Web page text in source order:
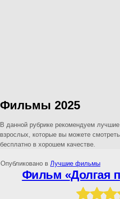
Фильмы 2025
В данной рубрике рекомендуем
взрослых, которые вы можете
бесплатно в хорошем качестве.
Опубликовано в Лучшие фильмы
Фильм «Долгая